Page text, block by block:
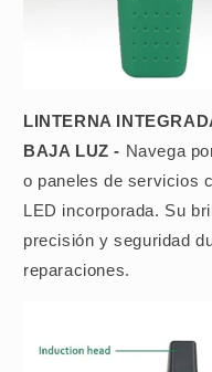
LINTERNA
BAJA LUZ - Navega
o paneles de servicios
LED incorporada. Su
precisión y seguridad
reparaciones.